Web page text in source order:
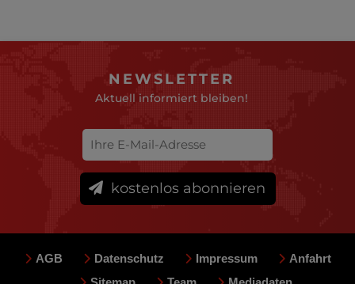
NEWSLETTER
Aktuell informiert bleiben!
kostenlos abonnieren
AGB Datenschutz Impressum
Anfahrt